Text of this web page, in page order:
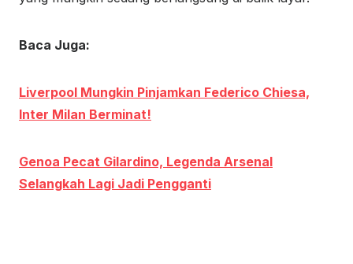
Baca Juga:
Liverpool Mungkin Pinjamkan Federico Chiesa,
Inter Milan Berminat!
Genoa Pecat Gilardino, Legenda Arsenal
Selangkah Lagi Jadi Pengganti